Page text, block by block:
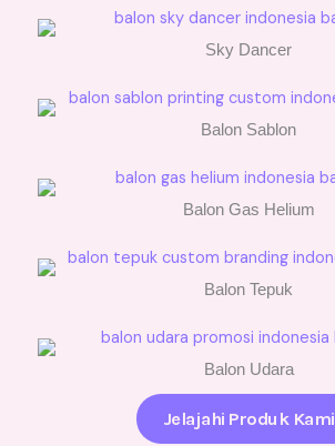
Sky Dancer
Balon Sablon
Balon Gas Helium
Balon Tepuk
Balon Udara
Jelajahi Produk Kami